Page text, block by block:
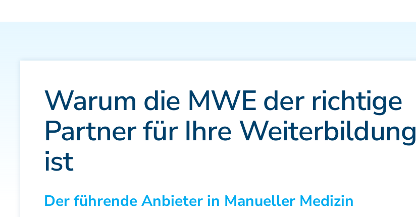
Warum die MWE der richtige
Partner für Ihre Weiterbildung
ist
Der führende Anbieter in Manueller Medizin